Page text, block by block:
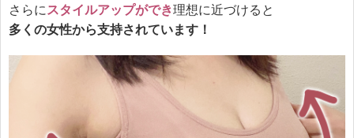
さらに スタイルアップができ理想に近づけると
多くの女性から支持されています！